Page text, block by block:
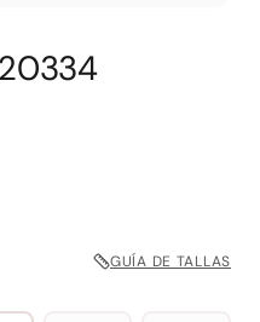
GUÍA DE TALLAS